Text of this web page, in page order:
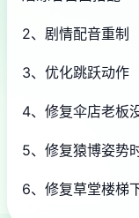
2、剧情配音重制
3、优化跳跃动作
4、修复伞店老板
5、修复猿博姿势
6、修复草堂楼梯